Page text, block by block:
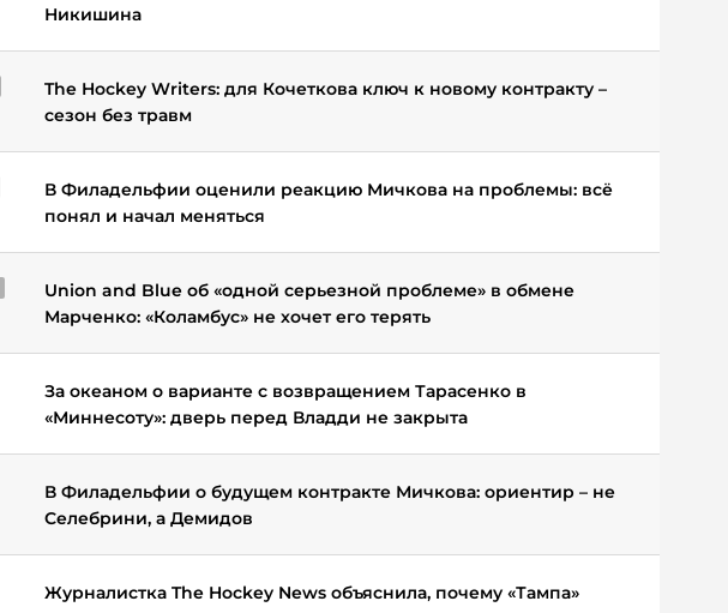
Никишина
The Hockey Writers: для Кочеткова ключ к новому контракту –
сезон без травм
В Филадельфии оценили реакцию Мичкова на проблемы: всё
понял и начал меняться
Union and Blue об «одной серьезной проблеме» в обмене
Марченко: «Коламбус» не хочет его терять
За океаном о варианте с возвращением Тарасенко в
«Миннесоту»: дверь перед Владди не закрыта
В Филадельфии о будущем контракте Мичкова: ориентир – не
Селебрини, а Демидов
Журналистка The Hockey News объяснила, почему «Тампа»